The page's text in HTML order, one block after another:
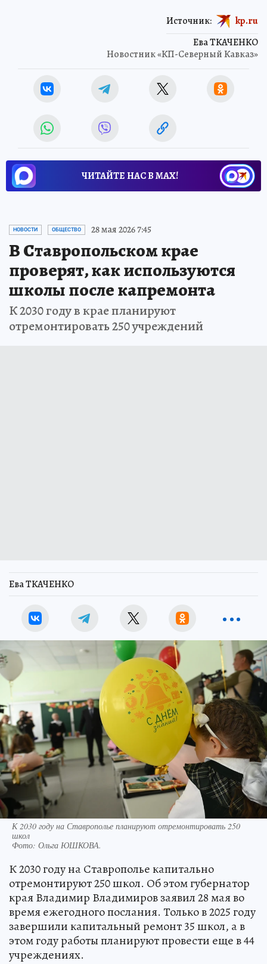
Ева ТКАЧЕНКО
Новостник «КП-Северный Кавказ»
Источник: kp.ru
ЧИТАЙТЕ НАС В МАХ!
НОВОСТИ ОБЩЕСТВО 28 мая 2026 7:45
В Ставропольском крае
проверят, как используются
школы после капремонта
К 2030 году в крае планируют
отремонтировать 250 учреждений
Ева ТКАЧЕНКО
К 2030 году на Ставрополье планируют отремонтировать 250
школ
Фото: Ольга ЮШКОВА.
К 2030 году на Ставрополье капитально
отремонтируют 250 школ. Об этом губернатор
края Владимир Владимиров заявил 28 мая во
время ежегодного послания. Только в 2025 году
завершили капитальный ремонт 35 школ, а в
этом году работы планируют провести еще в 44
учреждениях.